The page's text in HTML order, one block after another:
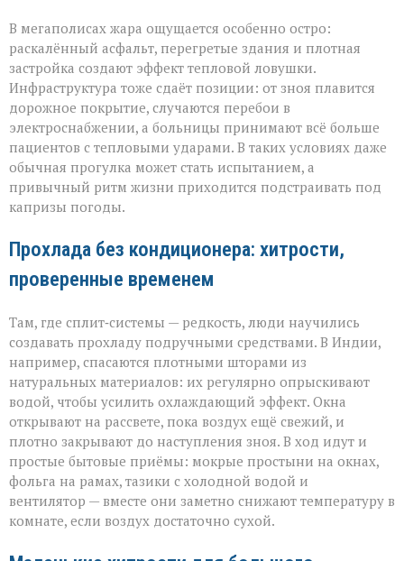
В мегаполисах жара ощущается особенно остро:
раскалённый асфальт, перегретые здания и плотная
застройка создают эффект тепловой ловушки.
Инфраструктура тоже сдаёт позиции: от зноя плавится
дорожное покрытие, случаются перебои в
электроснабжении, а больницы принимают всё больше
пациентов с тепловыми ударами. В таких условиях даже
обычная прогулка может стать испытанием, а
привычный ритм жизни приходится подстраивать под
капризы погоды.
Прохлада без кондиционера: хитрости,
проверенные временем
Там, где сплит‑системы — редкость, люди научились
создавать прохладу подручными средствами. В Индии,
например, спасаются плотными шторами из
натуральных материалов: их регулярно опрыскивают
водой, чтобы усилить охлаждающий эффект. Окна
открывают на рассвете, пока воздух ещё свежий, и
плотно закрывают до наступления зноя. В ход идут и
простые бытовые приёмы: мокрые простыни на окнах,
фольга на рамах, тазики с холодной водой и
вентилятор — вместе они заметно снижают температуру в
комнате, если воздух достаточно сухой.